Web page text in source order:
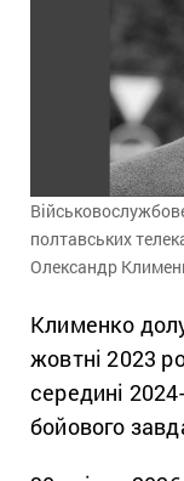
полтавських
Олександр
Клименко
жовтні 2023
середині
бойового